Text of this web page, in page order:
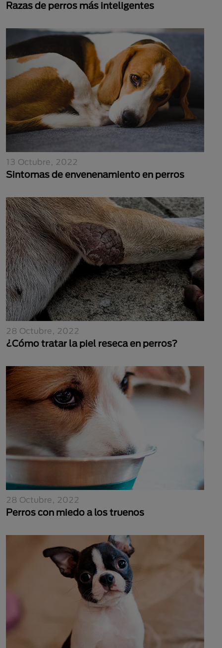
Razas de perros más inteligentes
13 Octubre, 2022
Sintomas de envenenamiento en perros
28 Octubre, 2022
¿Cómo tratar la piel reseca en perros?
28 Octubre, 2022
Perros con miedo a los truenos